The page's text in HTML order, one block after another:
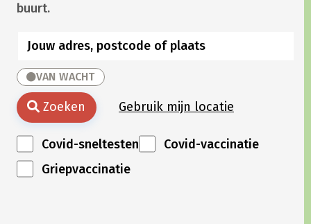
buurt.
VAN WACHT
Zoeken Gebruik mijn locatie
Covid-sneltesten
Covid-vaccinatie
Griepvaccinatie